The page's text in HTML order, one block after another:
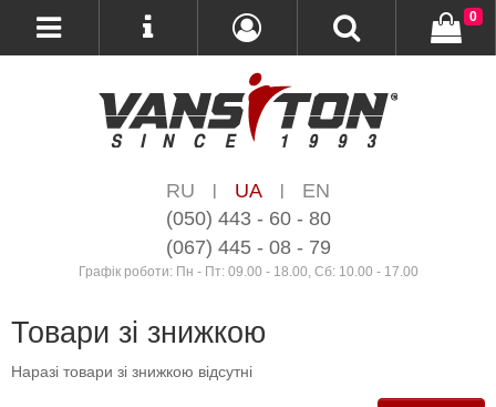
RU | UA |
EN
(050) 443 - 60 - 80
(067) 445 - 08 - 79
Графік роботи: Пн - Пт: 09.00 - 18.00, Сб: 10.00 - 17.00
0
Товари зі знижкою
Наразі товари зі знижкою відсутні